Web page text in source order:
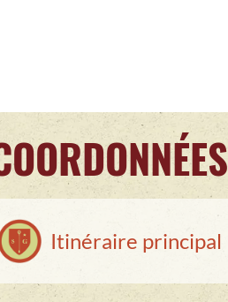
Itinéraire principal